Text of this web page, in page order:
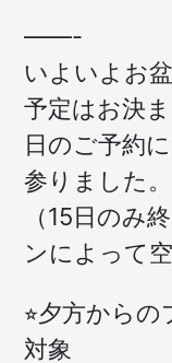
——-
いよいよお
予定はお決
日のご予約
参りました
（15日のみ
ンによって
⭐︎夕方から
対象